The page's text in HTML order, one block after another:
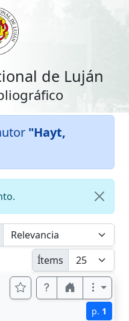
de Luján
"Hayt,
Ítems
p. 1